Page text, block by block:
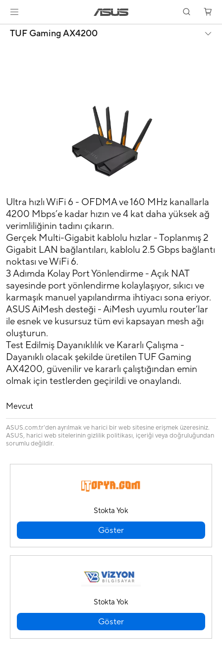
TUF Gaming AX4200
Ultra hızlı WiFi 6 - OFDMA ve 160 MHz kanallarla
4200 Mbps’e kadar hızın ve 4 kat daha yüksek ağ
verimliliğinin tadını çıkarın.
Gerçek Multi-Gigabit kablolu hızlar - Toplanmış 2
Gigabit LAN bağlantıları, kablolu 2.5 Gbps bağlantı
noktası ve WiFi 6.
3 Adımda Kolay Port Yönlendirme - Açık NAT
sayesinde port yönlendirme kolaylaşıyor, sıkıcı ve
karmaşık manuel yapılandırma ihtiyacı sona eriyor.
ASUS AiMesh desteği - AiMesh uyumlu router’lar
ile esnek ve kusursuz tüm evi kapsayan mesh ağı
oluşturun.
Test Edilmiş Dayanıklılık ve Kararlı Çalışma -
Dayanıklı olacak şekilde üretilen TUF Gaming
AX4200, güvenilir ve kararlı çalıştığından emin
olmak için testlerden geçirildi ve onaylandı.
Mevcut
ASUS.com.tr'den ayrılmak ve harici bir web sitesine erişmek üzeresiniz.
ASUS, harici web sitelerinin gizlilik politikası, içeriği veya doğruluğundan
sorumlu değildir.
Stokta Yok
Göster
Stokta Yok
Göster